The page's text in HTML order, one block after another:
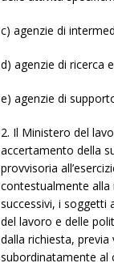
c) agenzie di
d) agenzie di ricerca
e) agenzie di
2. Il Ministero del
accertamento della
provvisoria
contestualmente alla
successivi, i soggetti
del lavoro e delle
dalla richiesta,
subordinatamente al